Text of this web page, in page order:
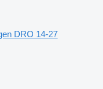
DRO 14-27